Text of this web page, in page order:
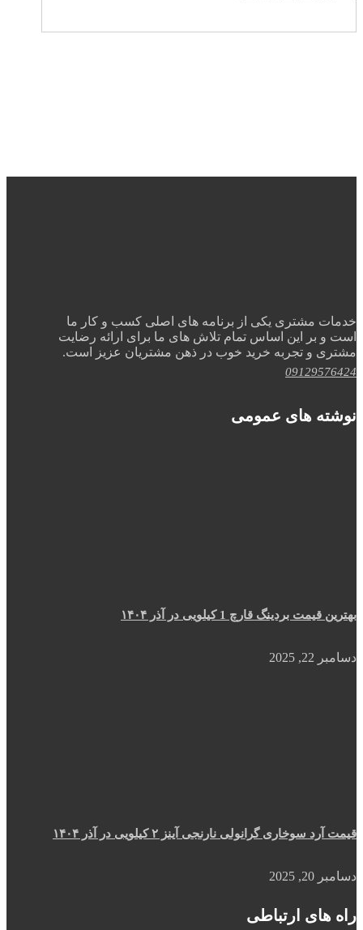
خدمات مشتری یکی از برنامه های اصلی کسب و کار ما
است و بر این اساس تمام تلاش های ما برای ارائه رضایت
مشتری و تجربه خرید خوب در ذهن مشتریان عزیز است.
09129576424
نوشته های عمومی
بهترین قیمت بردینگ قارچ 1 کیلویی در آذر ۱۴۰۴
دسامبر 22, 2025
قیمت آرد سوخاری گرانولی نارنجی آینز ۲ کیلویی در آذر ۱۴۰۴
دسامبر 20, 2025
راه های ارتباطی